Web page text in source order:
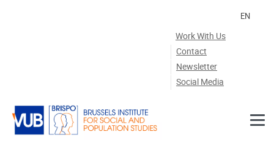
Work With Us
Contact
Newsletter
Social Media
EN